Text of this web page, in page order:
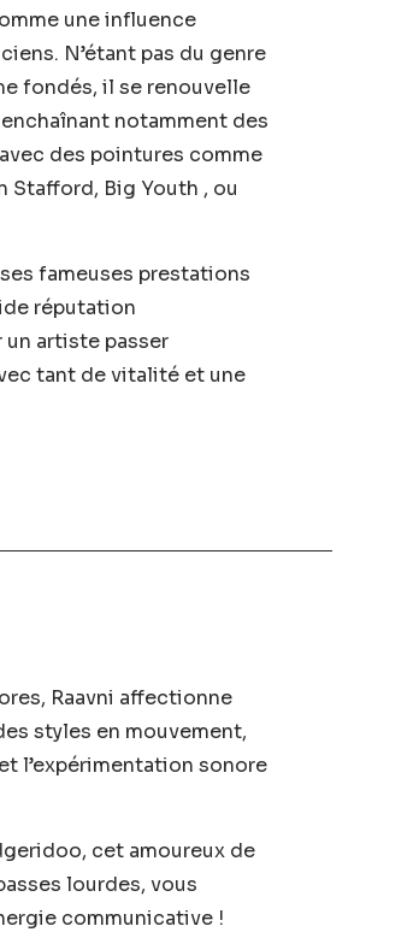
une influence
N’étant pas du genre
fondés, il se renouvelle
notamment des
des pointures comme
Stafford, Big Youth , ou
fameuses prestations
réputation
artiste passer
tant de vitalité et une
Raavni affectionne
styles en mouvement,
l’expérimentation sonore
cet amoureux de
lourdes, vous
communicative !